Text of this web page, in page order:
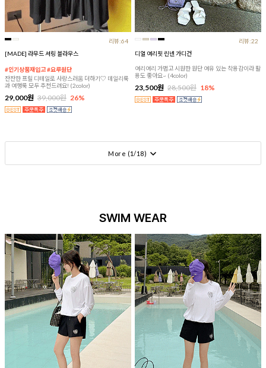
리뷰:64
[MADE] 라무드 셔링 블라우스
#인기상품재입고 #요루원단
잔잔한 프릴 디테일로 사랑스러움 더하기♡ 데일리룩
과 여행룩 모두 추천드려요! (2color)
29,000원 39,000원 26%
리뷰:22
디얼 여리핏 린넨 가디건
여리여리 가볍고 시원한 원단 여유 있는 착용감이라 활
용도 좋아요~ (4color)
23,500원 28,500원 18%
More (1/18)
SWIM WEAR